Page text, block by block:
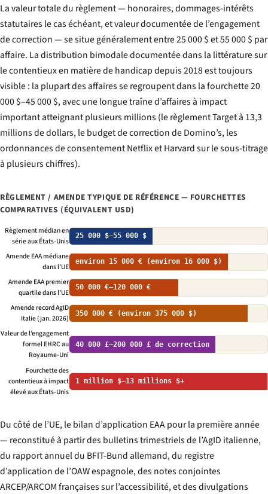
La valeur totale du règlement — honoraires, dommages-intérêts
statutaires le cas échéant, et valeur documentée de l’engagement
de correction — se situe généralement entre 25 000 $ et 55 000 $ par
affaire. La distribution bimodale documentée dans la littérature sur
le contentieux en matière de handicap depuis 2018 est toujours
visible : la plupart des affaires se regroupent dans la fourchette 20
000 $–45 000 $, avec une longue traîne d’affaires à impact
important atteignant plusieurs millions (le règlement Target à 13,3
millions de dollars, le budget de correction de Domino’s, les
ordonnances de consentement Netflix et Harvard sur le sous-titrage
à plusieurs chiffres).
RÈGLEMENT / AMENDE TYPIQUE DE RÉFÉRENCE — FOURCHETTES
COMPARATIVES (ÉQUIVALENT USD)
Règlement médian en
série aux États-Unis
25 000 $–55 000 $
Amende EAA médiane
dans l’UE
environ 15 000 € (environ 16 000 $)
Amende EAA premier
quartile dans l’UE
50 000 €–120 000 €
Amende record AgID
Italie (jan. 2026)
350 000 € (environ 375 000 $)
Valeur de l’engagement
formel EHRC au
Royaume-Uni
40 000 £–200 000 £ de correction
Fourchette des
contentieux à impact
élevé aux États-Unis
1 million $–13 millions $+
Du côté de l’UE, le bilan d’application EAA pour la première année
— reconstitué à partir des bulletins trimestriels de l’AgID italienne,
du rapport annuel du BFIT-Bund allemand, du registre
d’application de l’OAW espagnole, des notes conjointes
ARCEP/ARCOM françaises sur l’accessibilité, et des divulgations